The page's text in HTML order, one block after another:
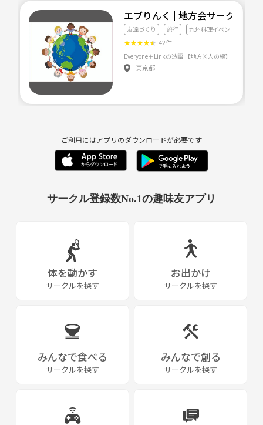
参加者の方とはモラルの中でつながりたいと考えています。
不安なこととか、気になることは気軽にメッセージ頂ければと思いま
エブりんく | 地方会サークル
友達づくり 旅行 九州料理イベント
★★★★★ 42件
Everyone＋Linkの造語 【地
東京都
ご利用にはアプリのダウンロードが必要です
サークル登録数No.1の趣味友アプリ
体を動かす
サークルを探す
お出かけ
サークルを探す
みんなで食べる
サークルを探す
みんなで創る
サークルを探す